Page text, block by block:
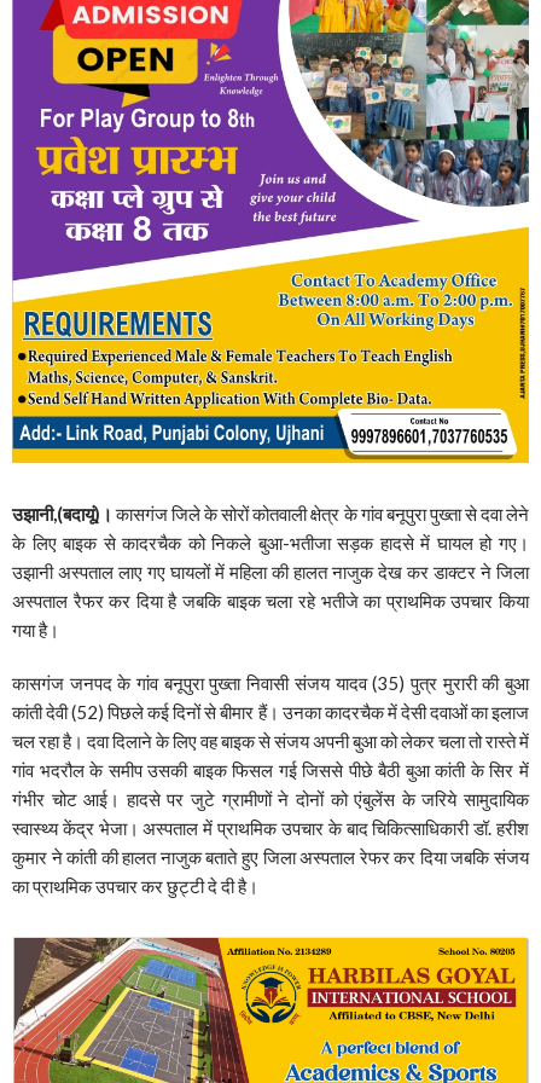
उझानी,(बदायूं)। कासगंज जिले के सोरों कोतवाली क्षेत्र के गांव बनूपुरा पुख्ता से दवा लेने
के लिए बाइक से कादरचैक को निकले बुआ-भतीजा सड़क हादसे में घायल हो गए।
उझानी अस्पताल लाए गए घायलों में महिला की हालत नाजुक देख कर डाक्टर ने जिला
अस्पताल रैफर कर दिया है जबकि बाइक चला रहे भतीजे का प्राथमिक उपचार किया
गया है।
कासगंज जनपद के गांव बनूपुरा पुख्ता निवासी संजय यादव (35) पुत्र मुरारी की बुआ
कांती देवी (52) पिछले कई दिनों से बीमार हैं। उनका कादरचैक में देसी दवाओं का इलाज
चल रहा है। दवा दिलाने के लिए वह बाइक से संजय अपनी बुआ को लेकर चला तो रास्ते में
गांव भदरौल के समीप उसकी बाइक फिसल गई जिससे पीछे बैठी बुआ कांती के सिर में
गंभीर चोट आई। हादसे पर जुटे ग्रामीणों ने दोनों को एंबुलेंस के जरिये सामुदायिक
स्वास्थ्य केंद्र भेजा। अस्पताल में प्राथमिक उपचार के बाद चिकित्साधिकारी डॉ. हरीश
कुमार ने कांती की हालत नाजुक बताते हुए जिला अस्पताल रेफर कर दिया जबकि संजय
का प्राथमिक उपचार कर छुट्टी दे दी है।